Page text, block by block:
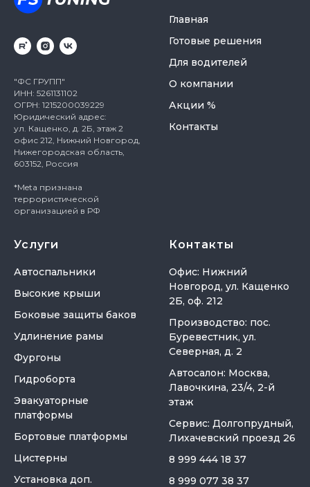
"ФС ГРУПП"
ИНН: 5261131102
ОГРН: 1215200039229
Юридический адрес:
ул. Кащенко, д. 2Б, этаж 2
офис 212, Нижний Новгород,
Нижегородская область,
603152, Россия
*Meta признана
террористической
организацией в РФ
Главная
Готовые решения
Для водителей
О компании
Акции %
Контакты
Услуги
Автоспальники
Высокие крыши
Боковые защиты баков
Удлинение рамы
Фургоны
Гидроборта
Эвакуаторные
платформы
Бортовые платформы
Цистерны
Установка доп.
Контакты
Офис: Нижний
Новгород, ул. Кащенко
2Б, оф. 212
Производство: пос.
Буревестник, ул.
Северная, д. 2
Автосалон: Москва,
Лавочкина, 23/4, 2-й
этаж
Сервис: Долгопрудный,
Лихачевский проезд 26
8 999 444 18 37
8 999 077 38 37